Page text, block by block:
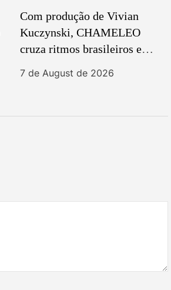
Com produção de Vivian
Kuczynski, CHAMELEO
cruza ritmos brasileiros e
7 de August de 2026